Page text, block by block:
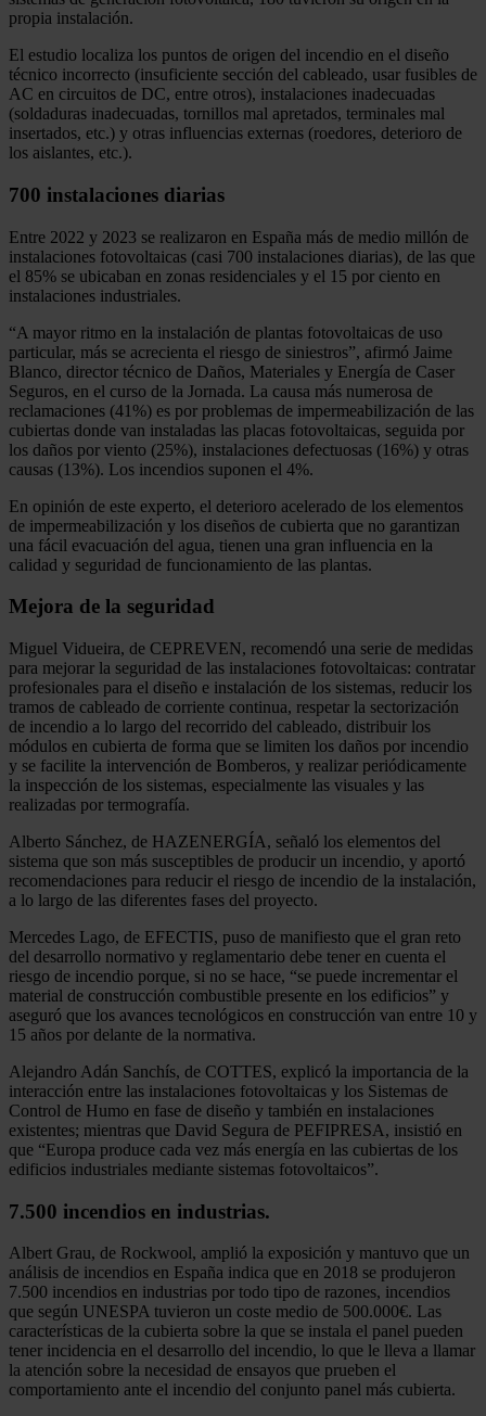
propia instalación.
El estudio localiza los puntos de origen del incendio en el diseño
técnico incorrecto (insuficiente sección del cableado, usar fusibles de
AC en circuitos de DC, entre otros), instalaciones inadecuadas
(soldaduras inadecuadas, tornillos mal apretados, terminales mal
insertados, etc.) y otras influencias externas (roedores, deterioro de
los aislantes, etc.).
700 instalaciones diarias
Entre 2022 y 2023 se realizaron en España más de medio millón de
instalaciones fotovoltaicas (casi 700 instalaciones diarias), de las que
el 85% se ubicaban en zonas residenciales y el 15 por ciento en
instalaciones industriales.
“A mayor ritmo en la instalación de plantas fotovoltaicas de uso
particular, más se acrecienta el riesgo de siniestros”, afirmó Jaime
Blanco, director técnico de Daños, Materiales y Energía de Caser
Seguros, en el curso de la Jornada. La causa más numerosa de
reclamaciones (41%) es por problemas de impermeabilización de las
cubiertas donde van instaladas las placas fotovoltaicas, seguida por
los daños por viento (25%), instalaciones defectuosas (16%) y otras
causas (13%). Los incendios suponen el 4%.
En opinión de este experto, el deterioro acelerado de los elementos
de impermeabilización y los diseños de cubierta que no garantizan
una fácil evacuación del agua, tienen una gran influencia en la
calidad y seguridad de funcionamiento de las plantas.
Mejora de la seguridad
Miguel Vidueira, de CEPREVEN, recomendó una serie de medidas
para mejorar la seguridad de las instalaciones fotovoltaicas: contratar
profesionales para el diseño e instalación de los sistemas, reducir los
tramos de cableado de corriente continua, respetar la sectorización
de incendio a lo largo del recorrido del cableado, distribuir los
módulos en cubierta de forma que se limiten los daños por incendio
y se facilite la intervención de Bomberos, y realizar periódicamente
la inspección de los sistemas, especialmente las visuales y las
realizadas por termografía.
Alberto Sánchez, de HAZENERGÍA, señaló los elementos del
sistema que son más susceptibles de producir un incendio, y aportó
recomendaciones para reducir el riesgo de incendio de la instalación,
a lo largo de las diferentes fases del proyecto.
Mercedes Lago, de EFECTIS, puso de manifiesto que el gran reto
del desarrollo normativo y reglamentario debe tener en cuenta el
riesgo de incendio porque, si no se hace, “se puede incrementar el
material de construcción combustible presente en los edificios” y
aseguró que los avances tecnológicos en construcción van entre 10 y
15 años por delante de la normativa.
Alejandro Adán Sanchís, de COTTES, explicó la importancia de la
interacción entre las instalaciones fotovoltaicas y los Sistemas de
Control de Humo en fase de diseño y también en instalaciones
existentes; mientras que David Segura de PEFIPRESA, insistió en
que “Europa produce cada vez más energía en las cubiertas de los
edificios industriales mediante sistemas fotovoltaicos”.
7.500 incendios en industrias.
Albert Grau, de Rockwool, amplió la exposición y mantuvo que un
análisis de incendios en España indica que en 2018 se produjeron
7.500 incendios en industrias por todo tipo de razones, incendios
que según UNESPA tuvieron un coste medio de 500.000€. Las
características de la cubierta sobre la que se instala el panel pueden
tener incidencia en el desarrollo del incendio, lo que le lleva a llamar
la atención sobre la necesidad de ensayos que prueben el
comportamiento ante el incendio del conjunto panel más cubierta.